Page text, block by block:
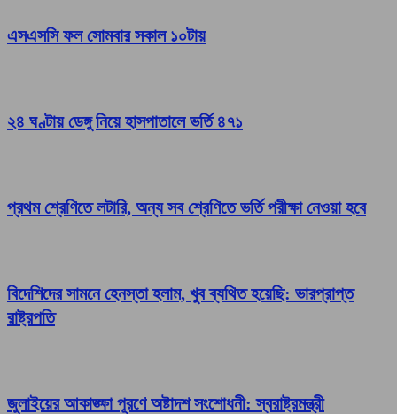
এসএসসি ফল সোমবার সকাল ১০টায়
২৪ ঘণ্টায় ডেঙ্গু নিয়ে হাসপাতালে ভর্তি ৪৭১
প্রথম শ্রেণিতে লটারি, অন্য সব শ্রেণিতে ভর্তি পরীক্ষা নেওয়া হবে
বিদেশিদের সামনে হেনস্তা হলাম, খুব ব্যথিত হয়েছি: ভারপ্রাপ্ত
রাষ্ট্রপতি
জুলাইয়ের আকাঙ্ক্ষা পূরণে অষ্টাদশ সংশোধনী: স্বরাষ্ট্রমন্ত্রী